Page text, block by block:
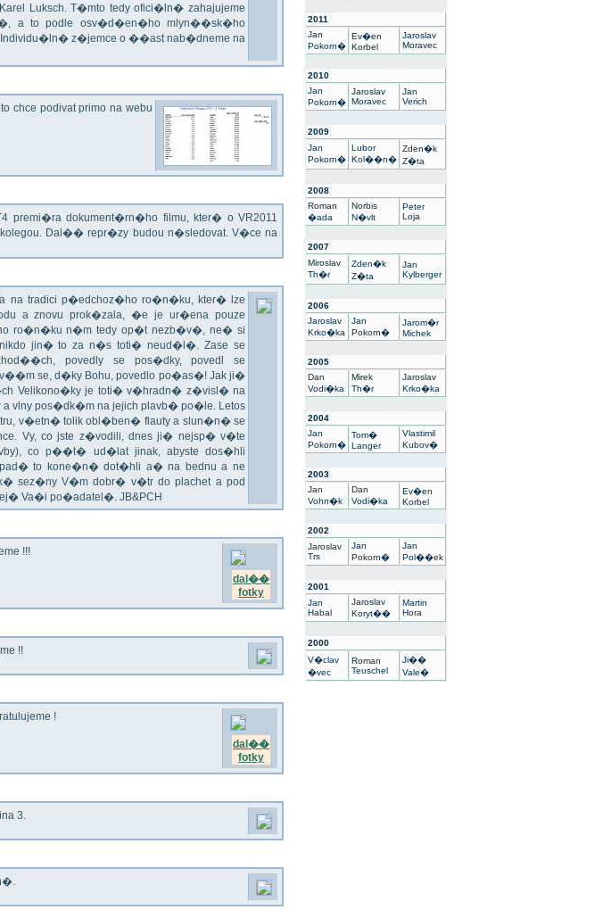
Luksch. T�mto tedy ofici�ln� zahajujeme
a to podle osv�d�en�ho mlyn��sk�ho
z�jemce o ��ast nab�dneme na
chce podivat primo na webu
premi�ra dokument�rn�ho filmu, kter� o VR2011
Dal�� repr�zy budou n�sledovat. V�ce na
na tradici p�edchoz�ho ro�n�ku, kter� lze
a znovu prok�zala, �e je ur�ena pouze
ro�n�ku n�m tedy op�t nezb�v�, ne� si
jin� to za n�s toti� neud�l�. Zase se
povedly se pos�dky, povedl se
se, d�ky Bohu, povedlo po�as�! Jak ji�
Velikono�ky je toti� v�hradn� z�visl� na
vlny pos�dk�m na jejich plavb� po�le. Letos
v�etn� tolik obl�ben� flauty a slun�n� se
Vy, co jste z�vodili, dnes ji� nejsp� v�te
co p��t� ud�lat jinak, abyste dos�hli
to kone�n� dot�hli a� na bednu a ne
sez�ny V�m dobr� v�tr do plachet a pod
Va�i po�adatel�. JB&PCH
!!!
dal��
fotky
!!
!
dal��
fotky
3.
2011
Jan
Pokorn�
Ev�en
Korbel
Jaroslav
Moravec
2010
Jan
Pokorn�
Jaroslav
Moravec
Jan
Verich
2009
Jan
Pokorn�
Lubor
Kol��n�
Zden�k
Z�ta
2008
Roman
�ada
Norbis
N�vlt
Peter
Loja
2007
Miroslav
Th�r
Zden�k
Z�ta
Jan
Kylberger
2006
Jaroslav
Krko�ka
Jan
Pokorn�
Jarom�r
Michek
2005
Dan
Vodi�ka
Mirek
Th�r
Jaroslav
Krko�ka
2004
Jan
Pokorn�
Tom�
Langer
Vlastimil
Kubov�
2003
Jan
Vohn�k
Dan
Vodi�ka
Ev�en
Korbel
2002
Jaroslav
Trs
Jan
Pokorn�
Jan
Pol��ek
2001
Jan
Habal
Jaroslav
Koryt��
Martin
Hora
2000
V�clav
�vec
Roman
Teuschel
Ji��
Vale�